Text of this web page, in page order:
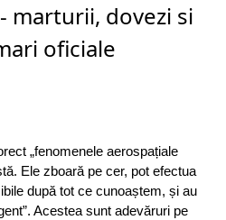
marturii, dovezi si
oficiale
„fenomenele aerospațiale
Ele zboară pe cer, pot efectua
după tot ce cunoaștem, și au
Acestea sunt adevăruri pe